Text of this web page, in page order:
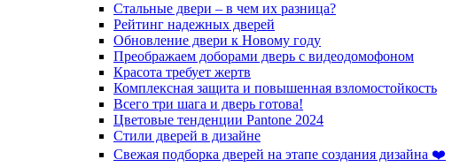
Стальные двери – в чем их разница?
Рейтинг надежных дверей
Обновление двери к Новому году
Преображаем доборами дверь с видеодомофоном
Красота требует жертв
Комплексная защита и повышенная взломостойкость
Всего три шага и дверь готова!
Цветовые тенденции Pantone 2024
Стили дверей в дизайне
Свежая подборка дверей на этапе создания дизайна ❤️